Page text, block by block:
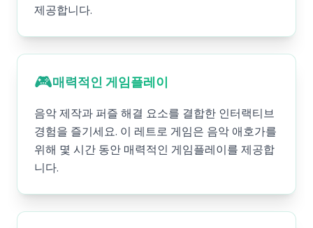
제공합니다.
🎮매력적인 게임플레이
음악 제작과 퍼즐 해결 요소를 결합한 인터랙티브
경험을 즐기세요. 이 레트로 게임은 음악 애호가를
위해 몇 시간 동안 매력적인 게임플레이를 제공합
니다.